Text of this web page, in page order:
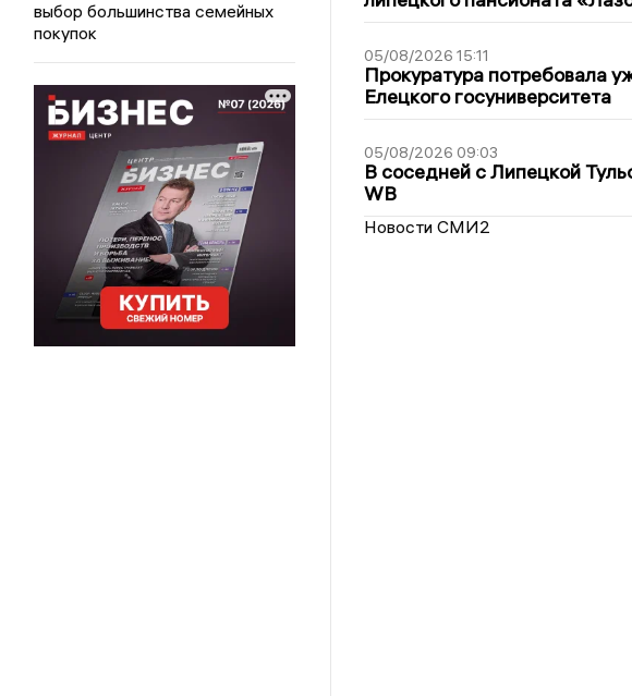
выбор большинства семейных
покупок
05/08/2026 15:11
Прокуратура потребовала
Елецкого госуниверситета
05/08/2026 09:03
В соседней с Липецкой
WB
Новости СМИ2